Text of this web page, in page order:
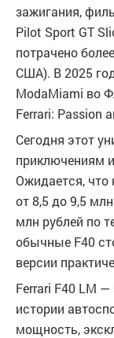
зажигания,
Pilot Sport GT
потрачено
США). В 2025
ModaMiami во
Ferrari: Passion
Сегодня этот
приключениям
Ожидается, что
от 8,5 до 9,5
млн рублей по
обычные F40
версии
Ferrari F40 LM —
истории
мощность,